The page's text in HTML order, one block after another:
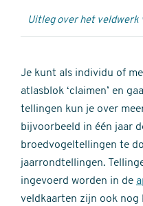
Uitleg over het veldwerk
Je kunt als individu of
atlasblok ‘claimen’ en
tellingen kun je over
bijvoorbeeld in één jaar
broedvogeltellingen te
jaarrondtellingen.
ingevoerd worden in de
veldkaarten zijn ook nog